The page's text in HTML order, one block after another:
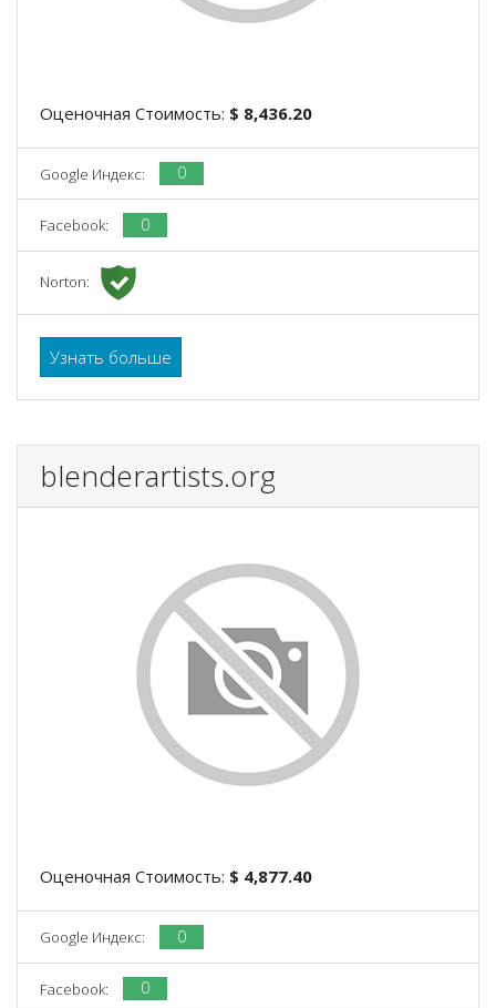
Оценочная Стоимость: $ 8,436.20
Google Индекс: 0
Facebook: 0
Norton:
Узнать больше
blenderartists.org
Оценочная Стоимость: $ 4,877.40
Google Индекс: 0
Facebook: 0